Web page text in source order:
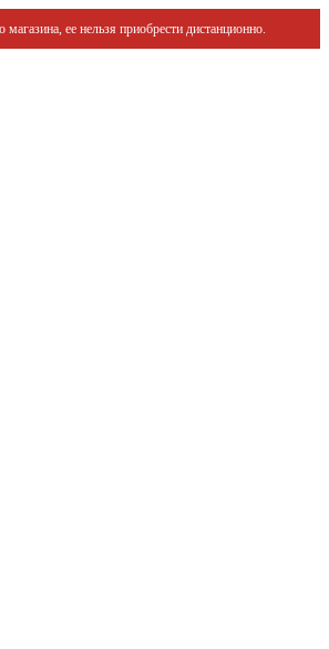
ее нельзя приобрести дистанционно.